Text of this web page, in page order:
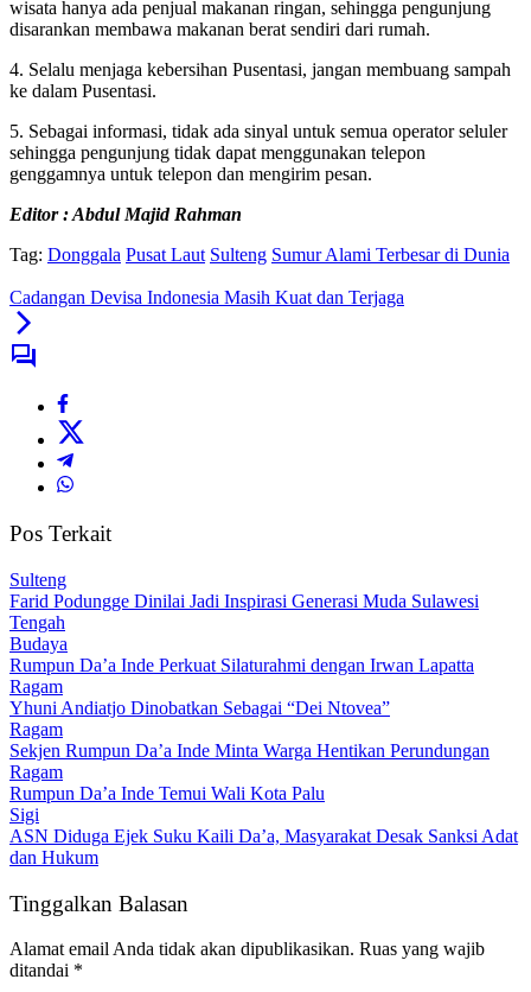
wisata hanya ada penjual makanan ringan, sehingga pengunjung
disarankan membawa makanan berat sendiri dari rumah.
4. Selalu menjaga kebersihan Pusentasi, jangan membuang sampah
ke dalam Pusentasi.
5. Sebagai informasi, tidak ada sinyal untuk semua operator seluler
sehingga pengunjung tidak dapat menggunakan telepon
genggamnya untuk telepon dan mengirim pesan.
Editor : Abdul Majid Rahman
Tag: Donggala Pusat Laut Sulteng Sumur Alami Terbesar di Dunia
Cadangan Devisa Indonesia Masih Kuat dan Terjaga
Pos Terkait
Sulteng
Farid Podungge Dinilai Jadi Inspirasi Generasi Muda Sulawesi
Tengah
Budaya
Rumpun Da’a Inde Perkuat Silaturahmi dengan Irwan Lapatta
Ragam
Yhuni Andiatjo Dinobatkan Sebagai “Dei Ntovea”
Ragam
Sekjen Rumpun Da’a Inde Minta Warga Hentikan Perundungan
Ragam
Rumpun Da’a Inde Temui Wali Kota Palu
Sigi
ASN Diduga Ejek Suku Kaili Da’a, Masyarakat Desak Sanksi Adat
dan Hukum
Tinggalkan Balasan
Alamat email Anda tidak akan dipublikasikan. Ruas yang wajib
ditandai *